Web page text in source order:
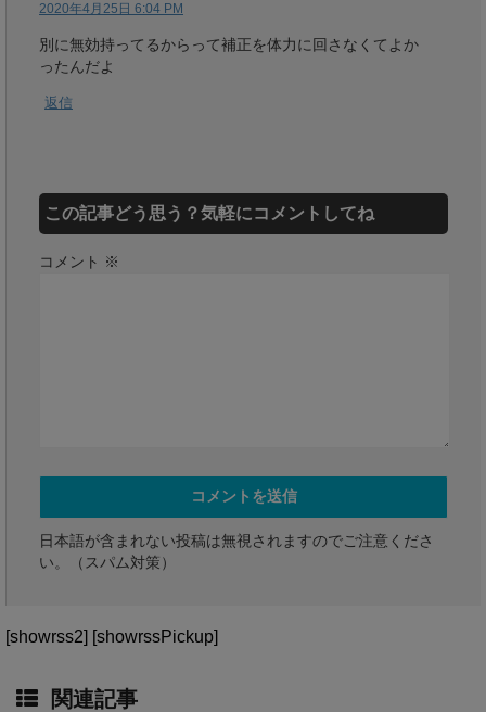
2020年4月25日 6:04 PM
別に無効持ってるからって補正を体力に回さなくてよか
ったんだよ
返信
この記事どう思う？気軽にコメントしてね
コメント ※
日本語が含まれない投稿は無視されますのでご注意くださ
い。（スパム対策）
[showrss2] [showrssPickup]
関連記事